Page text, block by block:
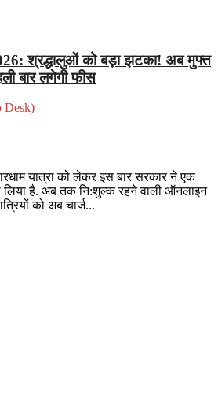
श्रद्धालुओं को बड़ा झटका! अब मुफ्त
बार लगेगी फीस
Desk)
यात्रा को लेकर इस बार सरकार ने एक
लिया है. अब तक नि:शुल्क रहने वाली ऑनलाइन
को अब चार्ज...